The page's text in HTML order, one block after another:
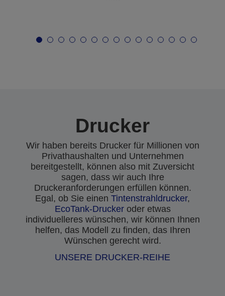
Drucker
Wir haben bereits Drucker für Millionen von
Privathaushalten und Unternehmen
bereitgestellt, können also mit Zuversicht
sagen, dass wir auch Ihre
Druckeranforderungen erfüllen können.
Egal, ob Sie einen Tintenstrahldrucker,
EcoTank-Druckeroder etwas
individuelleres wünschen, wir können Ihnen
helfen, das Modell zu finden, das Ihren
Wünschen gerecht wird.
UNSERE DRUCKER-REIHE